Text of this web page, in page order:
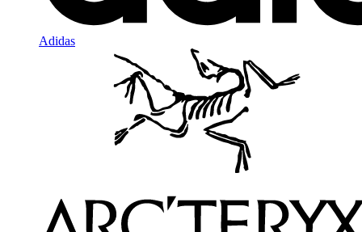
Adidas